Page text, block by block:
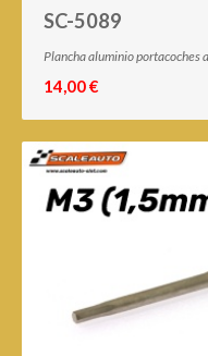
SC-5089
Plancha aluminio
14,00 €